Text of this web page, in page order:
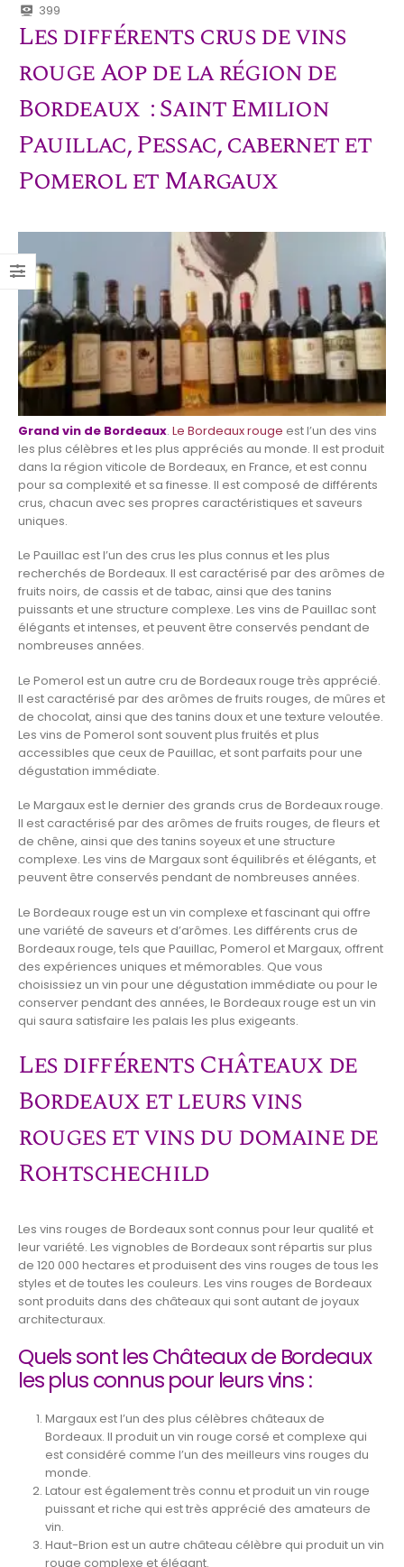
399
Les différents crus de vins
rouge Aop de la région de
Bordeaux : Saint Emilion
Pauillac, Pessac, cabernet et
Pomerol et Margaux
Grand vin de Bordeaux. Le Bordeaux rouge est l’un des vins
les plus célèbres et les plus appréciés au monde. Il est produit
dans la région viticole de Bordeaux, en France, et est connu
pour sa complexité et sa finesse. Il est composé de différents
crus, chacun avec ses propres caractéristiques et saveurs
uniques.
Le Pauillac est l’un des crus les plus connus et les plus
recherchés de Bordeaux. Il est caractérisé par des arômes de
fruits noirs, de cassis et de tabac, ainsi que des tanins
puissants et une structure complexe. Les vins de Pauillac sont
élégants et intenses, et peuvent être conservés pendant de
nombreuses années.
Le Pomerol est un autre cru de Bordeaux rouge très apprécié.
Il est caractérisé par des arômes de fruits rouges, de mûres et
de chocolat, ainsi que des tanins doux et une texture veloutée.
Les vins de Pomerol sont souvent plus fruités et plus
accessibles que ceux de Pauillac, et sont parfaits pour une
dégustation immédiate.
Le Margaux est le dernier des grands crus de Bordeaux rouge.
Il est caractérisé par des arômes de fruits rouges, de fleurs et
de chêne, ainsi que des tanins soyeux et une structure
complexe. Les vins de Margaux sont équilibrés et élégants, et
peuvent être conservés pendant de nombreuses années.
Le Bordeaux rouge est un vin complexe et fascinant qui offre
une variété de saveurs et d’arômes. Les différents crus de
Bordeaux rouge, tels que Pauillac, Pomerol et Margaux, offrent
des expériences uniques et mémorables. Que vous
choisissiez un vin pour une dégustation immédiate ou pour le
conserver pendant des années, le Bordeaux rouge est un vin
qui saura satisfaire les palais les plus exigeants.
Les différents Châteaux de
Bordeaux et leurs vins
rouges et vins du domaine de
Rohtschechild
Les vins rouges de Bordeaux sont connus pour leur qualité et
leur variété. Les vignobles de Bordeaux sont répartis sur plus
de 120 000 hectares et produisent des vins rouges de tous les
styles et de toutes les couleurs. Les vins rouges de Bordeaux
sont produits dans des châteaux qui sont autant de joyaux
architecturaux.
Quels sont les Châteaux de Bordeaux
les plus connus pour leurs vins :
Margaux est l’un des plus célèbres châteaux de
Bordeaux. Il produit un vin rouge corsé et complexe qui
est considéré comme l’un des meilleurs vins rouges du
monde.
Latour est également très connu et produit un vin rouge
puissant et riche qui est très apprécié des amateurs de
vin.
Haut-Brion est un autre château célèbre qui produit un vin
rouge complexe et élégant.